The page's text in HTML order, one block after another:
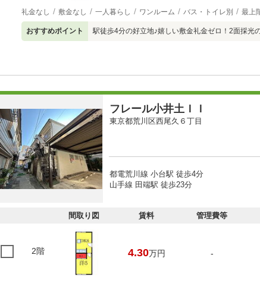
礼金なし 敷金なし 一人暮らし ワンルーム バス・トイレ別 最上
おすすめポイント 駅徒歩4分の好立地♪嬉しい敷金礼金ゼロ！2面採光
フレール小井土ＩＩ
東京都荒川区西尾久６丁目
都電荒川線 小台駅 徒歩4分
山手線 田端駅 徒歩23分
間取り図 賃料 管理費等
2階 4.30万円 -